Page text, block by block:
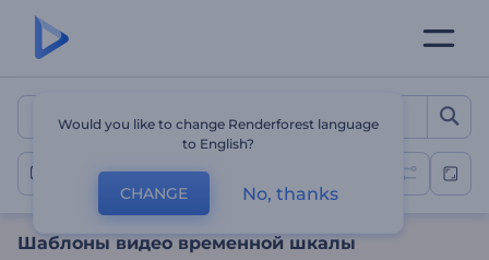
Шаблоны видео
Видео временной шкалы
Шаблоны видео временной шкалы
Would you like to change Renderforest language
to English?
CHANGE No, thanks